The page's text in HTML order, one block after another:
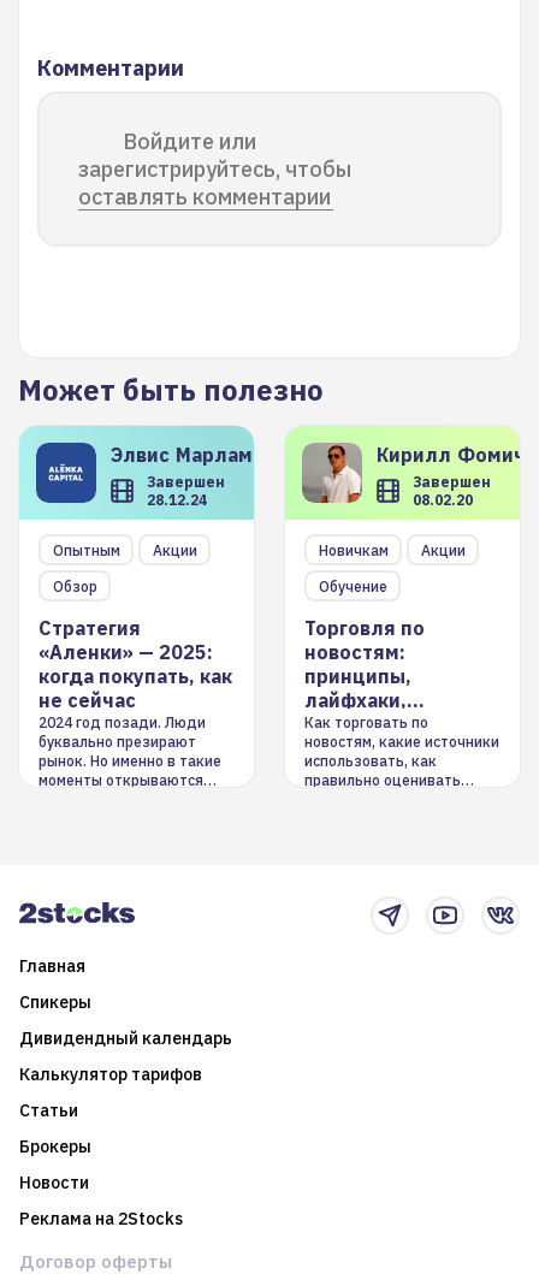
Комментарии
Войдите или
зарегистрируйтесь, чтобы
оставлять комментарии
Может быть полезно
Элвис Марламов
Завершен
28.12.24
Опытным
Акции
Обзор
Стратегия
«Аленки» — 2025:
когда покупать, как
не сейчас
2024 год позади. Люди
буквально презирают
рынок. Но именно в такие
моменты открываются
Кирилл
Завершен
08.02.20
Новичкам
Акции
Обучение
Торговля по
новостям:
принципы,
лайфхаки,
инструменты
Как торговать по
новостям, какие источники
использовать, как
правильно оценивать
Главная
Спикеры
Дивидендный календарь
Калькулятор тарифов
Статьи
Брокеры
Новости
Реклама на 2Stocks
Договор оферты